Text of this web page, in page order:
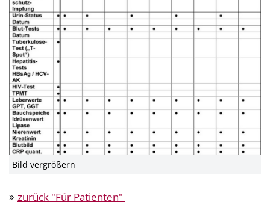
Bild vergrößern
zurück "Für Patienten"